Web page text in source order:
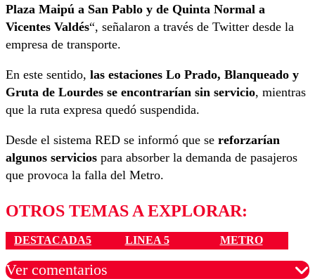
Plaza Maipú a San Pablo y de Quinta Normal a
Vicentes Valdés“, señalaron a través de Twitter desde la
empresa de transporte.
En este sentido, las estaciones Lo Prado, Blanqueado y
Gruta de Lourdes se encontrarían sin servicio, mientras
que la ruta expresa quedó suspendida.
Desde el sistema RED se informó que se reforzarían
algunos servicios para absorber la demanda de pasajeros
que provoca la falla del Metro.
OTROS TEMAS A EXPLORAR:
DESTACADA5 LINEA 5 METRO
Ver comentarios